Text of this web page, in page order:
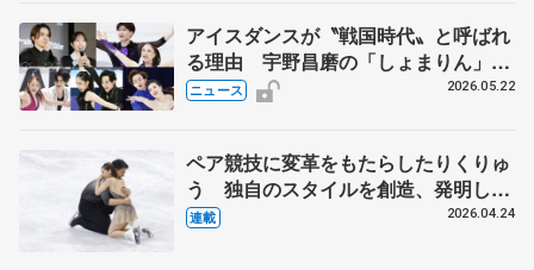
アイスダンスが〝戦国時代〟と呼ばれ
る理由 宇野昌磨の「しょまりん」ら
実力者が相次いで参戦 国内の競争激
ニュース 2026.05.22
ペア競技に変革をもたらしたりくりゅ
う 独自のスタイルを創造、発明した
【引退発表後②】
連載 2026.04.24